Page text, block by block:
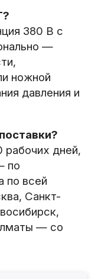
380 В с
—
ножной
давления и
дней,
по
по всей
Санкт-
— со